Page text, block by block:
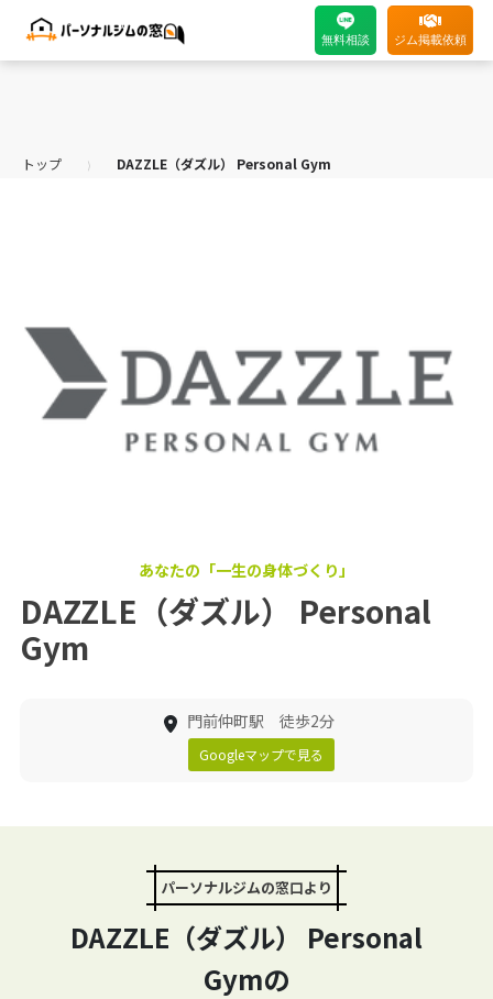
無料相談 ジム掲載依頼
トップ ⟩ DAZZLE（ダズル） Personal Gym
あなたの「一生の身体づくり」
DAZZLE（ダズル） Personal
Gym
門前仲町駅 徒歩2分
Googleマップで見る
パーソナルジムの窓口より
DAZZLE（ダズル） Personal
Gymの